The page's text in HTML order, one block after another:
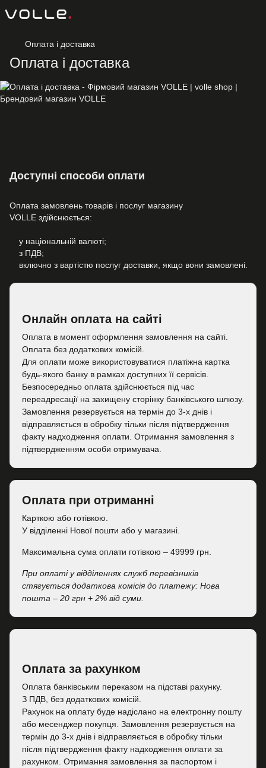
Оплата і доставка
Оплата і доставка
Доступні способи оплати
Оплата замовлень товарів і послуг магазину
VOLLE здійснюється:
у національній валюті;
з ПДВ;
включно з вартістю послуг доставки, якщо вони замовлені.
Онлайн оплата на сайті
Оплата в момент оформлення замовлення на сайті.
Оплата без додаткових комісій.
Для оплати може використовуватися платіжна картка
будь-якого банку в рамках доступних її сервісів.
Безпосередньо оплата здійснюється під час
переадресації на захищену сторінку банківського шлюзу.
Замовлення резервується на термін до 3-х днів і
відправляється в обробку тільки після підтвердження
факту надходження оплати. Отримання замовлення з
підтвердженням особи отримувача.
Оплата при отриманні
Карткою або готівкою.
У відділенні Нової пошти або у магазині.
Максимальна сума оплати готівкою – 49999 грн.
При оплаті у відділеннях служб перевізників
стягується додаткова комісія до платежу: Нова
пошта – 20 грн + 2% від суми.
Оплата за рахунком
Оплата банківським переказом на підставі рахунку.
З ПДВ, без додаткових комісій.
Рахунок на оплату буде надіслано на електронну пошту
або месенджер покупця. Замовлення резервується на
термін до 3-х днів і відправляється в обробку тільки
після підтвердження факту надходження оплати за
рахунком. Отримання замовлення за паспортом і